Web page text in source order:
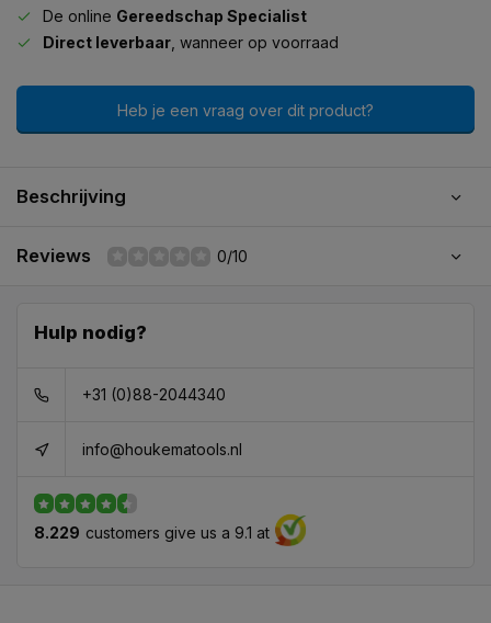
De online Gereedschap Specialist
Direct leverbaar , wanneer op voorraad
Heb je een vraag over dit product?
Beschrijving
Reviews 0/10
Hulp nodig?
+31 (0)88-2044340
info@houkematools.nl
8.229 customers give us a 9.1 at